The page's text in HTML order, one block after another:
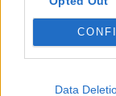
Data
prenez en juste
crise venir
votre avis